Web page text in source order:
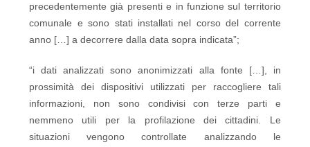
precedentemente già presenti e in funzione sul territorio
comunale e sono stati installati nel corso del corrente
anno […] a decorrere dalla data sopra indicata”;
“i dati analizzati sono anonimizzati alla fonte […], in
prossimità dei dispositivi utilizzati per raccogliere tali
informazioni, non sono condivisi con terze parti e
nemmeno utili per la profilazione dei cittadini. Le
situazioni vengono controllate analizzando le